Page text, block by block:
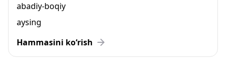
abadiy-boqiy
aysing
Hammasini ko‘rish